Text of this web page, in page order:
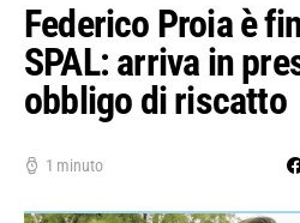
Federico Proia è
SPAL: arriva in
obbligo di riscatto
1 minuto